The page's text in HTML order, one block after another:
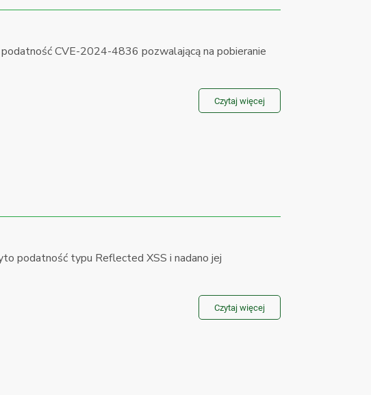
CVE-2024-4836 pozwalającą na pobieranie
Czytaj więcej
podatność typu Reflected XSS i nadano jej
Czytaj więcej